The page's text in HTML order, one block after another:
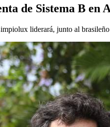
de Sistema B en
liderará, junto al